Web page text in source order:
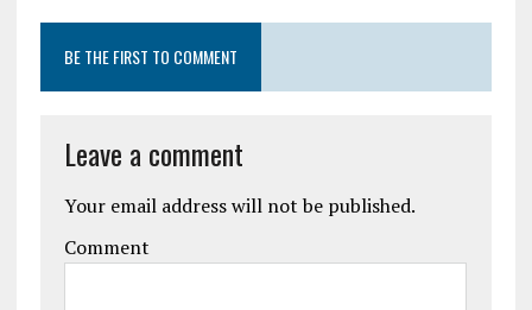
BE THE FIRST TO COMMENT
Leave a comment
Your email address will not be published.
Comment